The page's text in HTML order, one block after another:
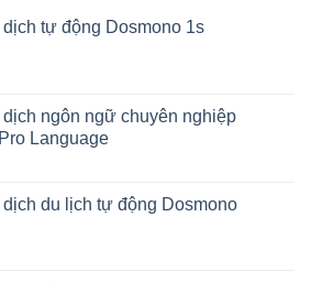
dịch tự động Dosmono 1s
dịch ngôn ngữ chuyên nghiệp
Language
dịch du lịch tự động Dosmono